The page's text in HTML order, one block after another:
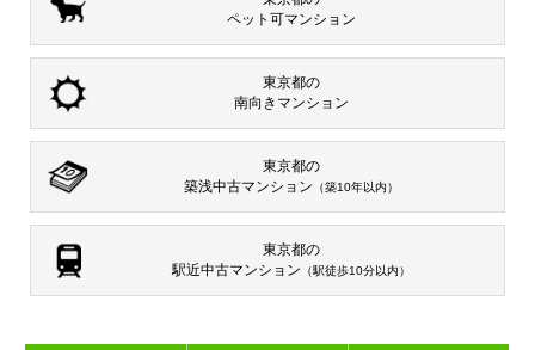
ペット可マンション
東京都の
南向き マンション
東京都の
築浅中古マンション （築10年以内）
東京都の
駅近中古マンション （駅徒歩10分以内）